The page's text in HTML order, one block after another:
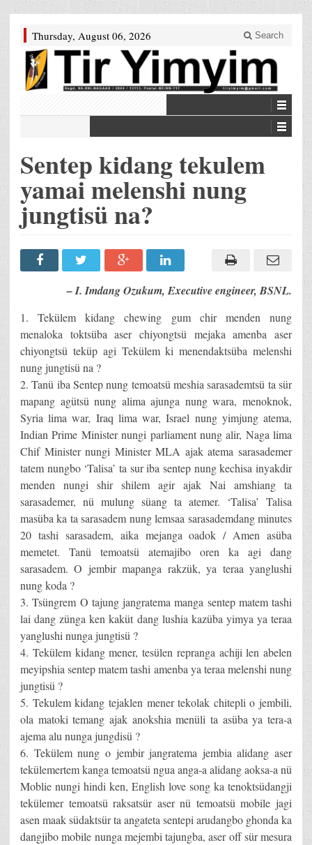
Thursday, August 06, 2026 Search
Sentep kidang tekulem
yamai melenshi nung
jungtisü na?
– I. Imdang Ozukum, Executive engineer, BSNL.
1. Tekülem kidang chewing gum chir menden nung
menaloka toktsüba aser chiyongtsü mejaka amenba aser
chiyongtsü teküp agi Tekülem ki menendaktsüba melenshi
nung jungtisü na ?
2. Tanü iba Sentep nung temoatsü meshia sarasademtsü ta sür
mapang agütsü nung alima ajunga nung wara, menoknok,
Syria lima war, Iraq lima war, Israel nung yimjung atema,
Indian Prime Minister nungi parliament nung alir, Naga lima
Chif Minister nungi Minister MLA ajak atema sarasademer
tatem nungbo ‘Talisa’ ta sur iba sentep nung kechisa inyakdir
menden nungi shir shilem agir ajak Nai amshiang ta
sarasademer, nü mulung süang ta atemer. ‘Talisa’ Talisa
masüba ka ta sarasadem nung lemsaa sarasademdang minutes
20 tashi sarasadem, aika mejanga oadok / Amen asüba
memetet. Tanü temoatsü atemajibo oren ka agi dang
sarasadem. O jembir mapanga rakzük, ya teraa yanglushi
nung koda ?
3. Tsüngrem O tajung jangratema manga sentep matem tashi
lai dang zünga ken kaküt dang lushia kazüba yimya ya teraa
yanglushi nunga jungtisü ?
4. Tekülem kidang mener, tesülen repranga achiji len abelen
meyipshia sentep matem tashi amenba ya teraa melenshi nung
jungtisü ?
5. Tekulem kidang tejaklen mener tekolak chitepli o jembili,
ola matoki temang ajak anokshia menüli ta asüba ya tera-a
ajema alu nunga jungdisü ?
6. Tekülem nung o jembir jangratema jembia alidang aser
tekülemertem kanga temoatsü ngua anga-a alidang aoksa-a nü
Moblie nungi hindi ken, English love song ka tenoktsüdangji
tekülemer temoatsü raksatsür aser nü temoatsü mobile jagi
asen maak südaktsür ta angateta sentepi arudangbo ghonda ka
dangjibo mobile nunga mejembi tajungba, aser off sür mesura